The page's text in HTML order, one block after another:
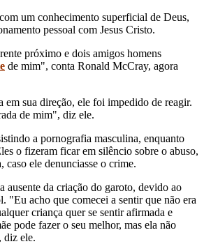
um conhecimento superficial de Deus,
pessoal com Jesus Cristo.
próximo e dois amigos homens
de mim", conta Ronald McCray, agora
em sua direção, ele foi impedido de reagir.
de mim", diz ele.
a pornografia masculina, enquanto
o fizeram ficar em silêncio sobre o abuso,
caso ele denunciasse o crime.
ausente da criação do garoto, devido ao
"Eu acho que comecei a sentir que não era
criança quer se sentir afirmada e
pode fazer o seu melhor, mas ela não
diz ele.